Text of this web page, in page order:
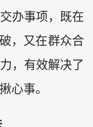
办事项，既在
，又在群众合
，有效解决了
心事。